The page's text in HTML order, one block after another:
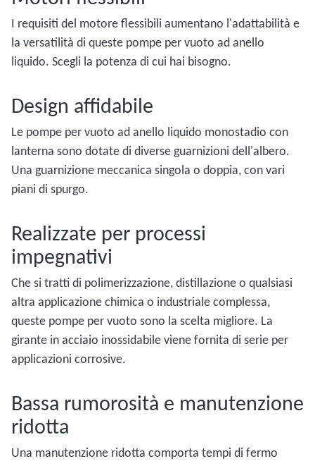
I requisiti del motore flessibili aumentano l'adattabilità e
la versatilità di queste pompe per vuoto ad anello
liquido. Scegli la potenza di cui hai bisogno.
Design affidabile
Le pompe per vuoto ad anello liquido monostadio con
lanterna sono dotate di diverse guarnizioni dell'albero.
Una guarnizione meccanica singola o doppia, con vari
piani di spurgo.
Realizzate per processi
impegnativi
Che si tratti di polimerizzazione, distillazione o qualsiasi
altra applicazione chimica o industriale complessa,
queste pompe per vuoto sono la scelta migliore. La
girante in acciaio inossidabile viene fornita di serie per
applicazioni corrosive.
Bassa rumorosità e manutenzione
ridotta
Una manutenzione ridotta comporta tempi di fermo